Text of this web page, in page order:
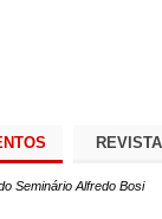
REVISTA
Seminário Alfredo Bosi